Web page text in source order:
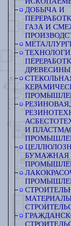
ДОБЫЧА И
ГАЗА И
ДРЕВЕСИНЫ
РЕЗИНОВАЯ,
И
БУМАЖНАЯ